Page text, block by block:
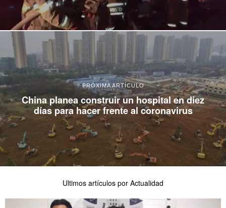
PRÓXIMA ARTÍCULO
China planea construir un hospital en diez
días para hacer frente al coronavirus
Ultimos artículos por Actualidad